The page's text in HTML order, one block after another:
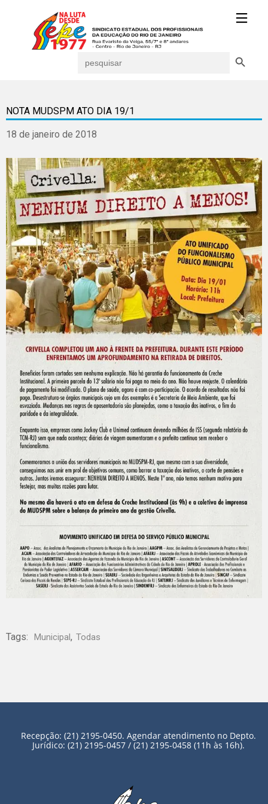
for:
NOTA MUDSPM ATO DIA 19/1
18 de janeiro de 2018
Tags: Municipal, Todas
Recepção: (21) 2195-0450. Agendar atendimento no Depto.
Jurídico: (21) 2195-0457 / (21) 2195-0458 (11h às 16h).